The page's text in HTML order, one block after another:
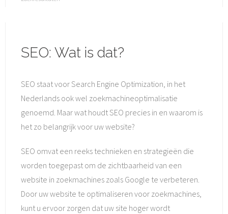
SEO: Wat is dat?
SEO staat voor Search Engine Optimization, in het
Nederlands ook wel zoekmachineoptimalisatie
genoemd. Maar wat houdt SEO precies in en waarom is
het zo belangrijk voor uw website?
SEO omvat een reeks technieken en strategieën die
worden toegepast om de zichtbaarheid van een
website in zoekmachines zoals Google te verbeteren.
Door uw website te optimaliseren voor zoekmachines,
kunt u ervoor zorgen dat uw site hoger wordt